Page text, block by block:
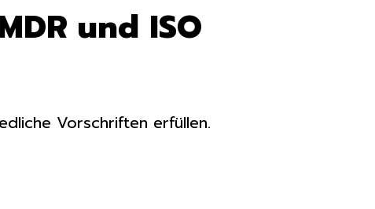
und ISO
Vorschriften erfüllen.